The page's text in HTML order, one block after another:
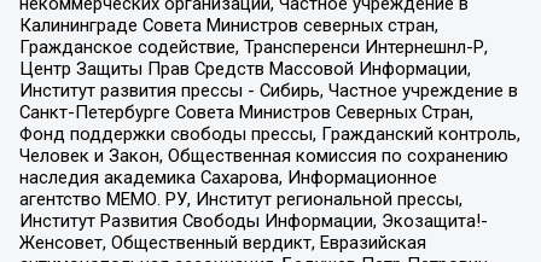
Калининграде Совета Министров северных стран,
Гражданское содействие, Трансперенси Интернешнл-Р,
Центр Защиты Прав Средств Массовой Информации,
Институт развития прессы - Сибирь, Частное учреждение в
Санкт-Петербурге Совета Министров Северных Стран,
Фонд поддержки свободы прессы, Гражданский контроль,
Человек и Закон, Общественная комиссия по сохранению
наследия академика Сахарова, Информационное
агентство МЕМО. РУ, Институт региональной прессы,
Институт Развития Свободы Информации, Экозащита!-
Женсовет, Общественный вердикт, Евразийская